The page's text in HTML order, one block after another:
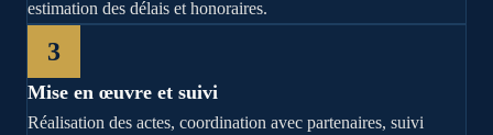
estimation des délais et honoraires.
3
Mise en œuvre et suivi
Réalisation des actes, coordination avec partenaires, suivi